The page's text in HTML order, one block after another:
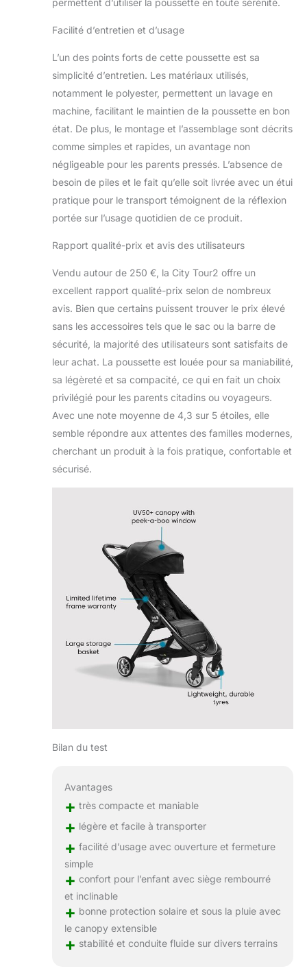
permettent d’utiliser la poussette en toute sérénité.
Facilité d’entretien et d’usage
L’un des points forts de cette poussette est sa
simplicité d’entretien. Les matériaux utilisés,
notamment le polyester, permettent un lavage en
machine, facilitant le maintien de la poussette en bon
état. De plus, le montage et l’assemblage sont décrits
comme simples et rapides, un avantage non
négligeable pour les parents pressés. L’absence de
besoin de piles et le fait qu’elle soit livrée avec un étui
pratique pour le transport témoignent de la réflexion
portée sur l’usage quotidien de ce produit.
Rapport qualité-prix et avis des utilisateurs
Vendu autour de 250 €, la City Tour2 offre un
excellent rapport qualité-prix selon de nombreux
avis. Bien que certains puissent trouver le prix élevé
sans les accessoires tels que le sac ou la barre de
sécurité, la majorité des utilisateurs sont satisfaits de
leur achat. La poussette est louée pour sa maniabilité,
sa légèreté et sa compacité, ce qui en fait un choix
privilégié pour les parents citadins ou voyageurs.
Avec une note moyenne de 4,3 sur 5 étoiles, elle
semble répondre aux attentes des familles modernes,
cherchant un produit à la fois pratique, confortable et
sécurisé.
Bilan du test
Avantages
+ très compacte et maniable
+ légère et facile à transporter
+ facilité d’usage avec ouverture et fermeture
simple
+ confort pour l’enfant avec siège rembourré
et inclinable
+ bonne protection solaire et sous la pluie avec
le canopy extensible
+ stabilité et conduite fluide sur divers terrains